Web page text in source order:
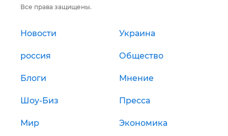
Все права защищены.
Новости Украина
россия Общество
Блоги Мнение
Шоу-Биз Пресса
Мир Экономика